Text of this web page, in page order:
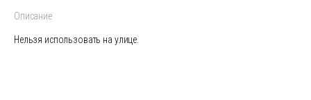
Описание
Нельзя использовать на улице.